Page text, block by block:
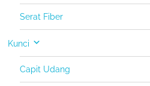
Serat Fiber
Kunci
Capit Udang